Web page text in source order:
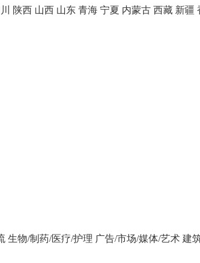
陕西 山西 山东 青海 宁夏 内蒙古 西藏 新疆
生物/制药/医疗/护理 广告/市场/媒体/艺术 建